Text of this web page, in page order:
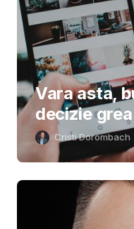
Vara asta,
decizie grea
Cristi Dorombach